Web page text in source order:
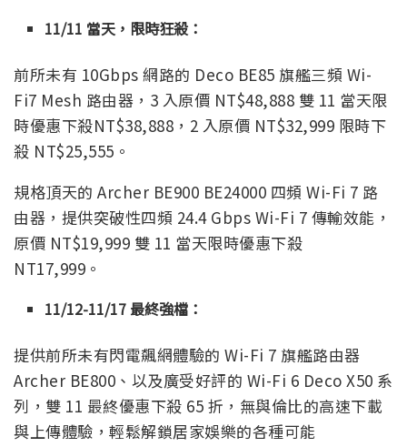
11/11 當天，限時狂殺：
前所未有 10Gbps 網路的 Deco BE85 旗艦三頻 Wi-
Fi7 Mesh 路由器，3 入原價 NT$48,888 雙 11 當天限
時優惠下殺NT$38,888，2 入原價 NT$32,999 限時下
殺 NT$25,555。
規格頂天的 Archer BE900 BE24000 四頻 Wi-Fi 7 路
由器，提供突破性四頻 24.4 Gbps Wi-Fi 7 傳輸效能，
原價 NT$19,999 雙 11 當天限時優惠下殺
NT17,999。
11/12-11/17 最終強檔：
提供前所未有閃電飆網體驗的 Wi-Fi 7 旗艦路由器
Archer BE800、以及廣受好評的 Wi-Fi 6 Deco X50 系
列，雙 11 最終優惠下殺 65 折，無與倫比的高速下載
與上傳體驗，輕鬆解鎖居家娛樂的各種可能